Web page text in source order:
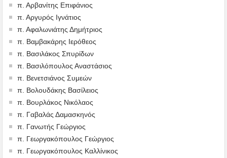
π. Αρβανίτης Επιφάνιος
π. Αργυρός Ιγνάτιος
π. Αφαλωνιάτης Δημήτριος
π. Βαμβακάρης Ιερόθεος
π. Βασιλάκος Σπυρίδων
π. Βασιλόπουλος Αναστάσιος
π. Βενετσιάνος Συμεών
π. Βολουδάκης Βασίλειος
π. Βουρλάκος Νικόλαος
π. Γαβαλάς Δαμασκηνός
π. Γανωτής Γεώργιος
π. Γεωργακόπουλος Γεώργιος
π. Γεωργακόπουλος Καλλίνικος